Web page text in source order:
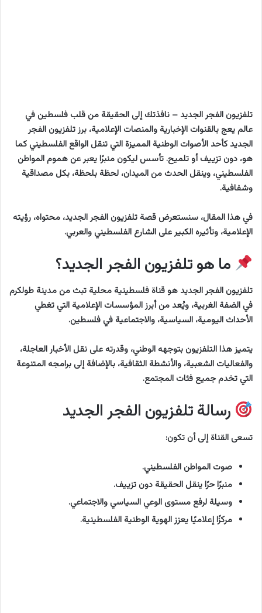
تلفزيون الفجر الجديد – نافذتك إلى الحقيقة من قلب فلسطين في
عالم يعج بالقنوات الإخبارية والمنصات الإعلامية، برز تلفزيون الفجر
الجديد كأحد الأصوات الوطنية المميزة التي تنقل الواقع الفلسطيني كما
هو، دون تزييف أو تلميح. تأسس ليكون منبرًا يعبر عن هموم المواطن
الفلسطيني، وينقل الحدث من الميدان، لحظة بلحظة، بكل مصداقية
وشفافية.
في هذا المقال، سنستعرض قصة تلفزيون الفجر الجديد، محتواه، رؤيته
الإعلامية، وتأثيره الكبير على الشارع الفلسطيني والعربي.
ما هو تلفزيون الفجر الجديد؟
تلفزيون الفجر الجديد هو قناة فلسطينية محلية تبث من مدينة طولكرم
في الضفة الغربية، ويُعد من أبرز المؤسسات الإعلامية التي تغطي
الأحداث اليومية، السياسية، والاجتماعية في فلسطين.
يتميز هذا التلفزيون بتوجهه الوطني، وقدرته على نقل الأخبار العاجلة،
والفعاليات الشعبية، والأنشطة الثقافية، بالإضافة إلى برامجه المتنوعة
التي تخدم جميع فئات المجتمع.
رسالة تلفزيون الفجر الجديد
تسعى القناة إلى أن تكون:
صوت المواطن الفلسطيني.
منبرًا حرًا ينقل الحقيقة دون تزييف.
وسيلة لرفع مستوى الوعي السياسي والاجتماعي.
مركزًا إعلاميًا يعزز الهوية الوطنية الفلسطينية.